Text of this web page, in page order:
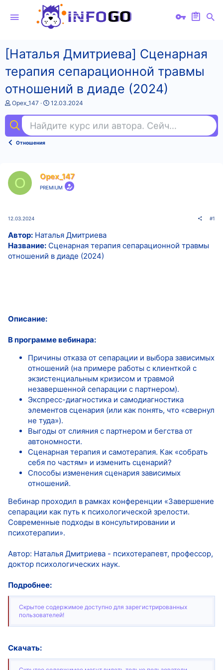
[Наталья Дмитриева] Сценарная
терапия сепарационной травмы
отношений в диаде (2024)
А
т
о
т
Opex_147
Д
а
н
а
12.03.2024
Найдите курс или автора. Сейчас ищут
Отношения
O Opex_147
PREMIUM
12.03.2024 #1
Автор: Наталья Дмитриева
Название: Сценарная терапия сепарационной травмы
отношений в диаде (2024)
Описание:
В программе вебинара:
Причины отказа от сепарации и выбора зависимых
отношений (на примере работы с клиенткой с
экзистенциальным кризисом и травмой
незавершенной сепарации с партнером).
Экспресс-диагностика и самодиагностика
элементов сценария (или как понять, что «свернул
не туда»).
Выгоды от слияния с партнером и бегства от
автономности.
Сценарная терапия и самотерапия. Как «собрать
себя по частям» и изменить сценарий?
Способы изменения сценария зависимых
отношений.
Вебинар проходил в рамках конференции «Завершение
сепарации как путь к психологической зрелости.
Современные подходы в консультировании и
психотерапии».
Автор: Наталья Дмитриева - психотерапевт, профессор,
доктор психологических наук.
Подробнее:
Скрытое содержимое доступно для зарегистрированных
пользователей!
Скачать: